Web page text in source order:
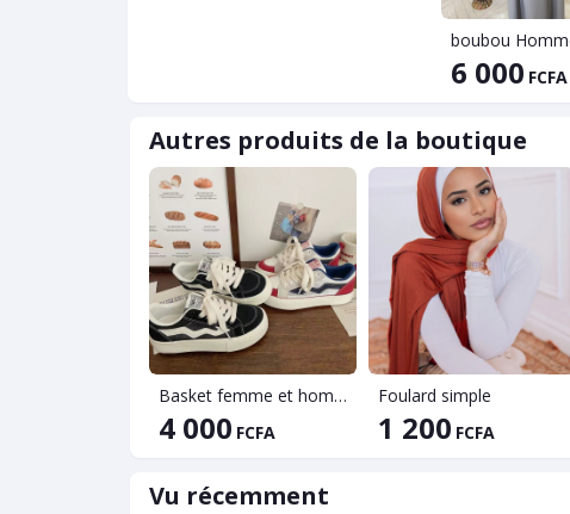
6 000 FCFA
Autres produits de la boutique
Basket femme et homme
4 000 FCFA
Foulard simple
1 200 FCFA
Vu récemment